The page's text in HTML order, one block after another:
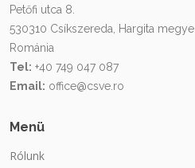
Petőfi utca 8.
530310 Csíkszereda, Hargita megye
Románia
Tel: +40 749 047 087
Email: office@csve.ro
Menü
Rólunk